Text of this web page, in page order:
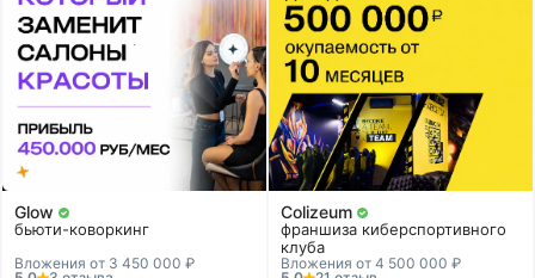
Glow
бьюти-коворкинг
Вложения от 3 450 000 ₽
Colizeum
франшиза киберспортивного
клуба
Вложения от 4 500 000 ₽